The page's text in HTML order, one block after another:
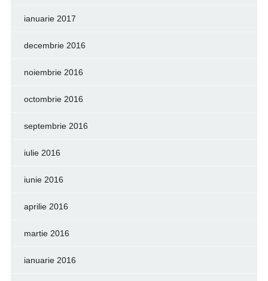
ianuarie 2017
decembrie 2016
noiembrie 2016
octombrie 2016
septembrie 2016
iulie 2016
iunie 2016
aprilie 2016
martie 2016
ianuarie 2016